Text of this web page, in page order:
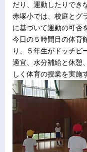
だり、運動したりでき
赤塚小では、校庭とグ
に基づいて運動の可否
今日の５時間目の体育
り、５年生がドッチビ
適宜、水分補給と休憩
しく体育の授業を実施